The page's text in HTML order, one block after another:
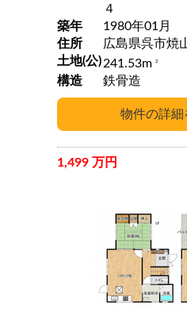
４
築年
1980年01月
住所
広島県呉市焼
土地(公)241.53m2
構造 鉄骨造
1,499 万円